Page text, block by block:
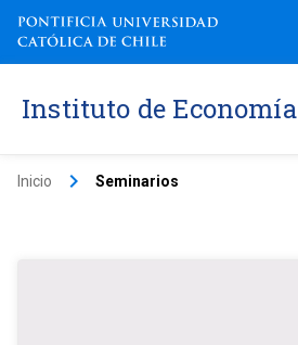
Instituto de Economía
Inicio keyboard_arrow_right Seminarios